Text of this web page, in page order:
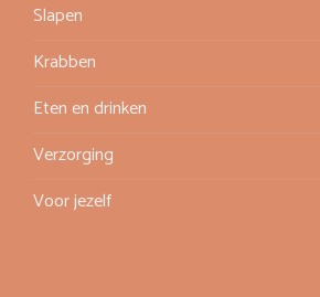
Slapen
Krabben
Eten en drinken
Verzorging
Voor jezelf